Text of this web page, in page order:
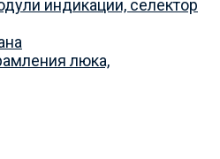
индикации, селектор
люка,